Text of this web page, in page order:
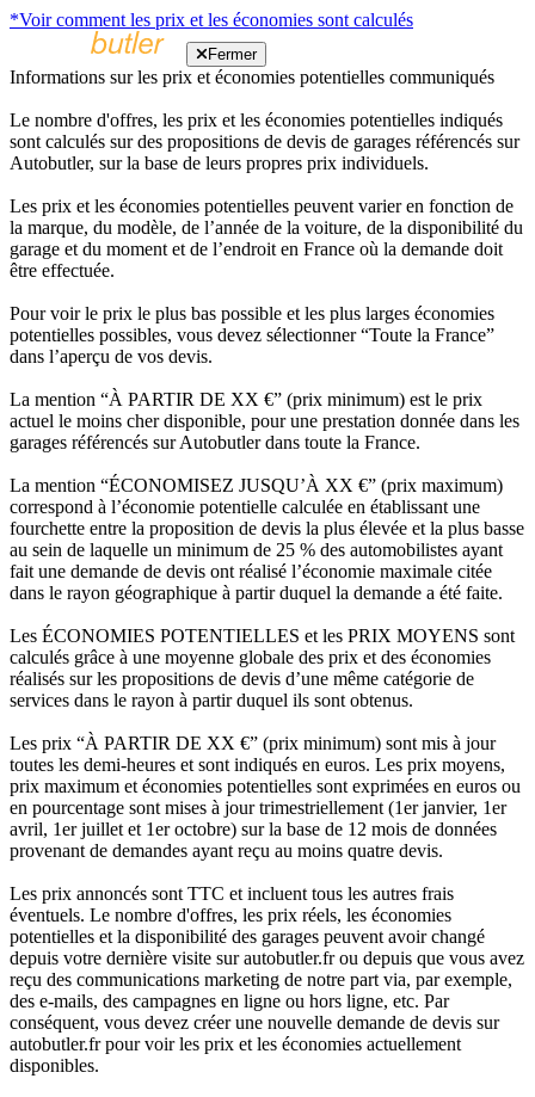
*Voir comment les prix et les économies sont calculés
Fermer
Informations sur les prix et économies potentielles communiqués
Le nombre d'offres, les prix et les économies potentielles indiqués
sont calculés sur des propositions de devis de garages référencés sur
Autobutler, sur la base de leurs propres prix individuels.
Les prix et les économies potentielles peuvent varier en fonction de
la marque, du modèle, de l’année de la voiture, de la disponibilité du
garage et du moment et de l’endroit en France où la demande doit
être effectuée.
Pour voir le prix le plus bas possible et les plus larges économies
potentielles possibles, vous devez sélectionner “Toute la France”
dans l’aperçu de vos devis.
La mention “À PARTIR DE XX €” (prix minimum) est le prix
actuel le moins cher disponible, pour une prestation donnée dans les
garages référencés sur Autobutler dans toute la France.
La mention “ÉCONOMISEZ JUSQU’À XX €” (prix maximum)
correspond à l’économie potentielle calculée en établissant une
fourchette entre la proposition de devis la plus élevée et la plus basse
au sein de laquelle un minimum de 25 % des automobilistes ayant
fait une demande de devis ont réalisé l’économie maximale citée
dans le rayon géographique à partir duquel la demande a été faite.
Les ÉCONOMIES POTENTIELLES et les PRIX MOYENS sont
calculés grâce à une moyenne globale des prix et des économies
réalisés sur les propositions de devis d’une même catégorie de
services dans le rayon à partir duquel ils sont obtenus.
Les prix “À PARTIR DE XX €” (prix minimum) sont mis à jour
toutes les demi-heures et sont indiqués en euros. Les prix moyens,
prix maximum et économies potentielles sont exprimées en euros ou
en pourcentage sont mises à jour trimestriellement (1er janvier, 1er
avril, 1er juillet et 1er octobre) sur la base de 12 mois de données
provenant de demandes ayant reçu au moins quatre devis.
Les prix annoncés sont TTC et incluent tous les autres frais
éventuels. Le nombre d'offres, les prix réels, les économies
potentielles et la disponibilité des garages peuvent avoir changé
depuis votre dernière visite sur autobutler.fr ou depuis que vous avez
reçu des communications marketing de notre part via, par exemple,
des e-mails, des campagnes en ligne ou hors ligne, etc. Par
conséquent, vous devez créer une nouvelle demande de devis sur
autobutler.fr pour voir les prix et les économies actuellement
disponibles.